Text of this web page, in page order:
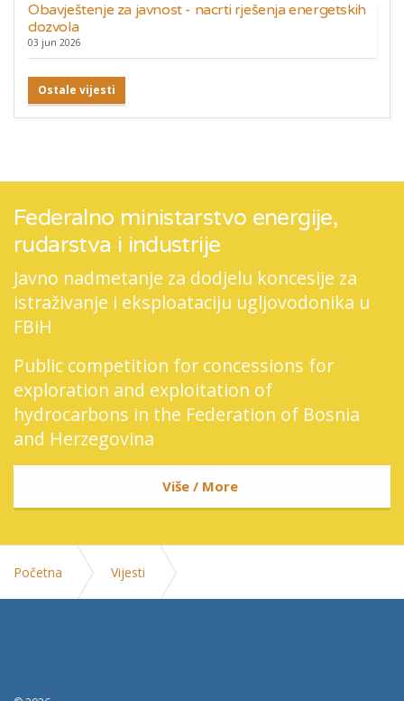
Obavještenje za javnost - nacrti rješenja energetskih
dozvola
03 jun 2026
Ostale vijesti
Federalno ministarstvo energije,
rudarstva i industrije
Javno nadmetanje za dodjelu koncesije za
istraživanje i eksploataciju ugljovodonika u
FBiH
Public competition for concessions for
exploration and exploitation of
hydrocarbons in the Federation of Bosnia
and Herzegovina
Više / More
Početna Vijesti